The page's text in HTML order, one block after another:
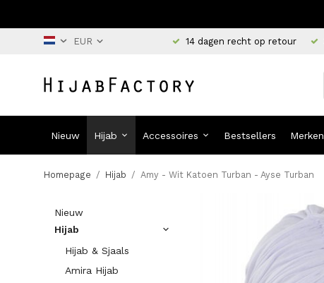
14 dagen recht op retour
Nieuw Hijab Accessoires Bestsellers Merken
Homepage / Hijab / Amy - Wit Katoen Turban - Ayse Turban
Nieuw
Hijab
Hijab & Sjaals
Amira Hijab